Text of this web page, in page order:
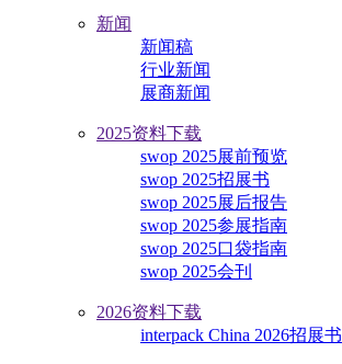
新闻
新闻稿
行业新闻
展商新闻
2025资料下载
swop 2025展前预览
swop 2025招展书
swop 2025展后报告
swop 2025参展指南
swop 2025口袋指南
swop 2025会刊
2026资料下载
interpack China 2026招展书